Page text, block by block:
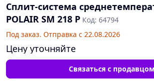
Сплит-система
POLAIR SM 218 P Код: 64794
Под заказ. Отправка с 22.08.2026
Цену уточняйте
Связаться с продавцом